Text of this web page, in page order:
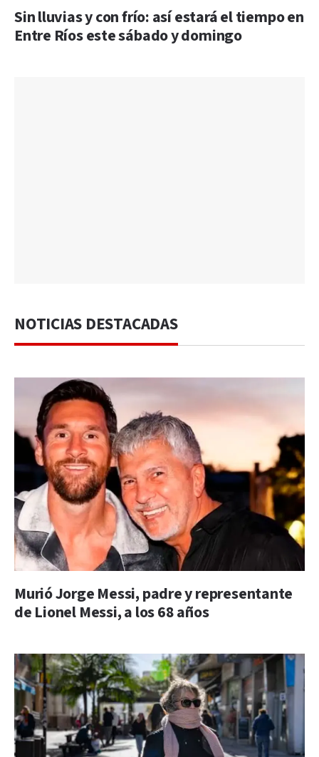
Sin lluvias y con frío: así estará el tiempo en
Entre Ríos este sábado y domingo
NOTICIAS DESTACADAS
Murió Jorge Messi, padre y representante
de Lionel Messi, a los 68 años